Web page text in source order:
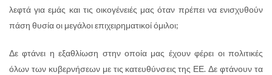
λεφτά για εμάς και τις οικογένειές μας όταν πρέπει να ενισχυθούν
πάση θυσία οι μεγάλοι επιχειρηματικοί όμιλοι;
Δε φτάνει η εξαθλίωση στην οποία μας έχουν φέρει οι πολιτικές
όλων των κυβερνήσεων με τις κατευθύνσεις της ΕΕ. Δε φτάνουν τα